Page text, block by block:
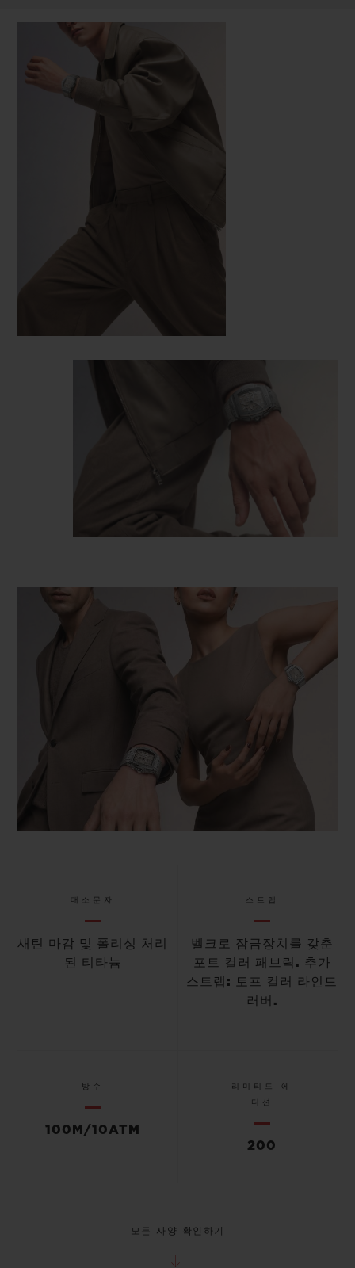
대소문자
새틴 마감 및 폴리싱 처리
된 티타늄
스트랩
벨크로 잠금장치를 갖춘
포트 컬러 패브릭. 추가
스트랩: 토프 컬러 라인드
러버.
방수
100M/10ATM
리미티드 에
디션
200
모든 사양 확인하기